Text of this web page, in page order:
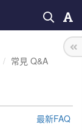
常見 Q&A
最新FAQ